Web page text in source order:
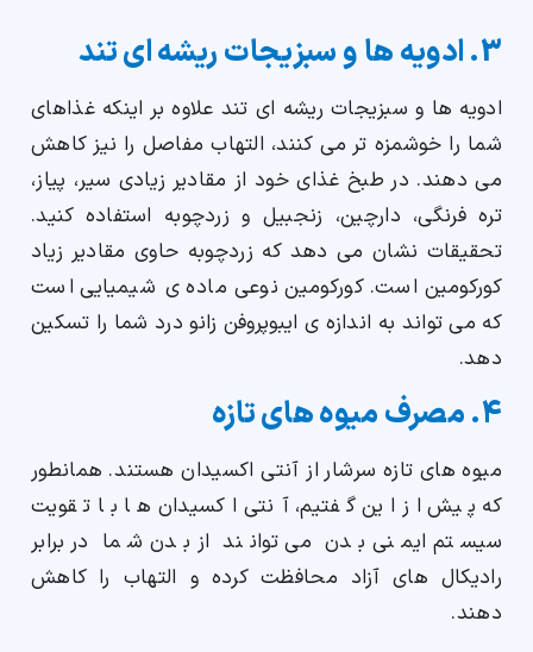
3. ادویه ها و سبزیجات ریشه ای تند
ادویه ها و سبزیجات ریشه ای تند علاوه بر اینکه غذاهای
شما را خوشمزه تر می کنند، التهاب مفاصل را نیز کاهش
می دهند. در طبخ غذای خود از مقادیر زیادی سیر، پیاز،
تره فرنگی، دارچین، زنجبیل و زردچوبه استفاده کنید.
تحقیقات نشان می دهد که زردچوبه حاوی مقادیر زیاد
کورکومین است. کورکومین نوعی ماده ی شیمیایی است
که می تواند به اندازه ی ایبوپروفن زانو درد شما را تسکین
دهد.
4. مصرف میوه های تازه
میوه های تازه سرشار از آنتی اکسیدان هستند. همانطور
که پیش از این گفتیم، آنتی اکسیدان ها با تقویت
سیستم ایمنی بدن می توانند از بدن شما در برابر
رادیکال های آزاد محافظت کرده و التهاب را کاهش
دهند.